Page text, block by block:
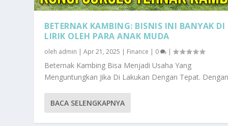
BETERNAK KAMBING: BISNIS INI BANYAK DI
LIRIK OLEH PARA ANAK MUDA
oleh admin |Apr 21, 2025 | Finance | 0 |
Beternak Kambing Bisa Menjadi Usaha Yang
Menguntungkan Jika Di Lakukan Dengan Tepat.
BACA SELENGKAPNYA